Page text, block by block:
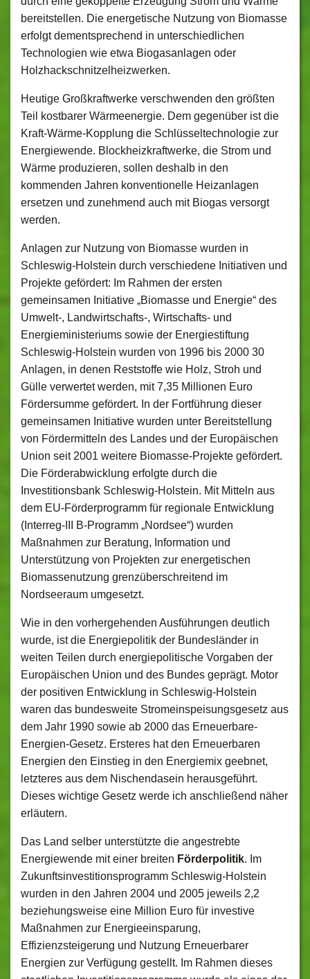
bereitstellen. Die energetische Nutzung von Biomasse
erfolgt dementsprechend in unterschiedlichen
Technologien wie etwa Biogasanlagen oder
Holzhackschnitzelheizwerken.
Heutige Großkraftwerke verschwenden den größten
Teil kostbarer Wärmeenergie. Dem gegenüber ist die
Kraft-Wärme-Kopplung die Schlüsseltechnologie zur
Energiewende. Blockheizkraftwerke, die Strom und
Wärme produzieren, sollen deshalb in den
kommenden Jahren konventionelle Heizanlagen
ersetzen und zunehmend auch mit Biogas versorgt
werden.
Anlagen zur Nutzung von Biomasse wurden in
Schleswig-Holstein durch verschiedene Initiativen und
Projekte gefördert: Im Rahmen der ersten
gemeinsamen Initiative „Biomasse und Energie“ des
Umwelt-, Landwirtschafts-, Wirtschafts- und
Energieministeriums sowie der Energiestiftung
Schleswig-Holstein wurden von 1996 bis 2000 30
Anlagen, in denen Reststoffe wie Holz, Stroh und
Gülle verwertet werden, mit 7,35 Millionen Euro
Fördersumme gefördert. In der Fortführung dieser
gemeinsamen Initiative wurden unter Bereitstellung
von Fördermitteln des Landes und der Europäischen
Union seit 2001 weitere Biomasse-Projekte gefördert.
Die Förderabwicklung erfolgte durch die
Investitionsbank Schleswig-Holstein. Mit Mitteln aus
dem EU-Förderprogramm für regionale Entwicklung
(Interreg-III B-Programm „Nordsee“) wurden
Maßnahmen zur Beratung, Information und
Unterstützung von Projekten zur energetischen
Biomassenutzung grenzüberschreitend im
Nordseeraum umgesetzt.
Wie in den vorhergehenden Ausführungen deutlich
wurde, ist die Energiepolitik der Bundesländer in
weiten Teilen durch energiepolitische Vorgaben der
Europäischen Union und des Bundes geprägt. Motor
der positiven Entwicklung in Schleswig-Holstein
waren das bundesweite Stromeinspeisungsgesetz aus
dem Jahr 1990 sowie ab 2000 das Erneuerbare-
Energien-Gesetz. Ersteres hat den Erneuerbaren
Energien den Einstieg in den Energiemix geebnet,
letzteres aus dem Nischendasein herausgeführt.
Dieses wichtige Gesetz werde ich anschließend näher
erläutern.
Das Land selber unterstützte die angestrebte
Energiewende mit einer breiten Förderpolitik. Im
Zukunftsinvestitionsprogramm Schleswig-Holstein
wurden in den Jahren 2004 und 2005 jeweils 2,2
beziehungsweise eine Million Euro für investive
Maßnahmen zur Energieeinsparung,
Effizienzsteigerung und Nutzung Erneuerbarer
Energien zur Verfügung gestellt. Im Rahmen dieses